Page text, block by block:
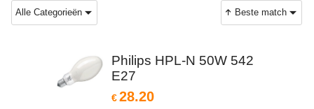
Alle Categorieën Beste match
Philips HPL-N 50W 542
E27
€28.20